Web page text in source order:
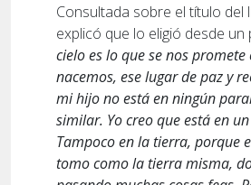
Consultada sobre el título del
explicó que lo eligió desde un
cielo es lo que se nos promete
nacemos, ese lugar de paz y
mi hijo no está en ningún
similar. Yo creo que está en
Tampoco en la tierra, porque
tomo como la tierra misma,